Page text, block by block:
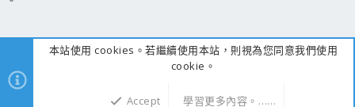
本站使用 cookies。若繼續使用本站，則視為您同意我們使用
cookie。
Accept 學習更多內容。……